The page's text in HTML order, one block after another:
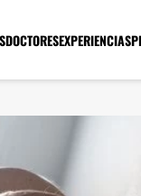
DOCTORESEXPERIENCIAS